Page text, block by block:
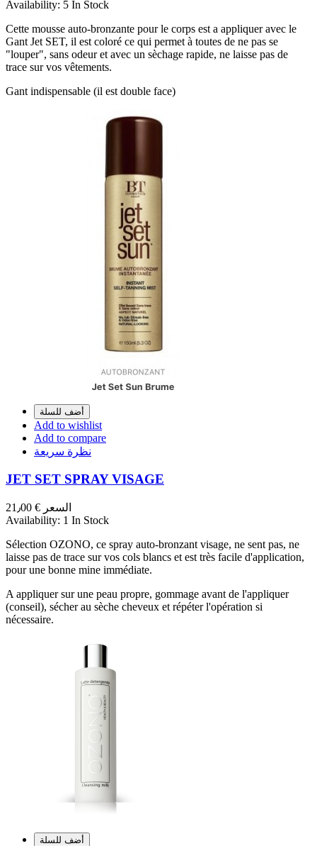
Availability: 5 In Stock
Cette mousse auto-bronzante pour le corps est a appliquer avec le
Gant Jet SET, il est coloré ce qui permet à toutes de ne pas se
"louper", sans odeur et avec un sèchage rapide, ne laisse pas de
trace sur vos vêtements.
Gant indispensable (il est double face)
أضف للسلة
Add to wishlist
Add to compare
نظرة سريعة
JET SET SPRAY VISAGE
السعر € 21٫00
Availability: 1 In Stock
Sélection OZONO, ce spray auto-bronzant visage, ne sent pas, ne
laisse pas de trace sur vos cols blancs et est très facile d'application,
pour une bonne mine immédiate.
A appliquer sur une peau propre, gommage avant de l'appliquer
(conseil), sécher au sèche cheveux et répéter l'opération si
nécessaire.
أضف للسلة